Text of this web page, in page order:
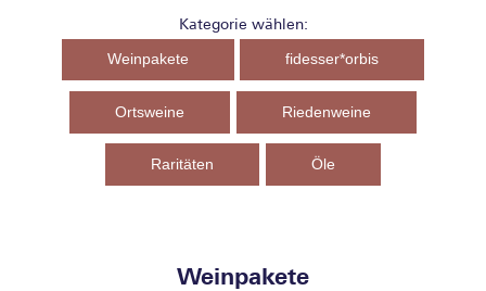
Kategorie wählen:
Weinpakete fidesser*orbis
Ortsweine Riedenweine
Raritäten Öle
Weinpakete